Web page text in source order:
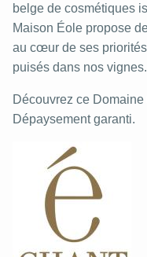
belge de cosmétiques
Maison Éole propose
au cœur de ses
puisés dans nos vignes.
Découvrez ce
Dépaysement garanti.